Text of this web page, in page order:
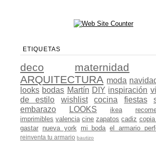
ETIQUETAS
deco maternidad
ARQUITECTURA moda
looks bodas Martín DIY inspiración
de estilo
wishlist cocina fiestas
embarazo
LOOKS ikea
imprimibles valencia cine zapatos cadiz
gastar nueva york mi boda el armario
reinventa tu armario bautizo